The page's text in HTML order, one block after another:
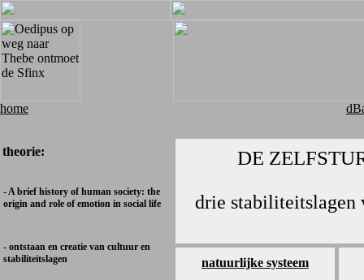
home
theorie:
- A brief history of human society: the
origin and role of emotion in social life
- ontstaan en creatie van cultuur en
stabiliteitslagen
DE
drie stabiliteitslagen
natuurlijke systeem